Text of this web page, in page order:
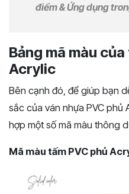
điểm & Ứng dụng
Bảng mã màu
Acrylic
Bên cạnh đó, để giúp bạn
sắc của ván nhựa PVC phủ
hợp một số mã màu thông
Mã màu tấm PVC phủ